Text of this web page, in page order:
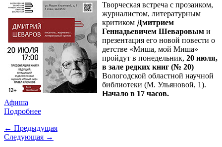
Творческая встреча с прозаиком,
журналистом, литературным
критиком Дмитрием
Геннадьевичем Шеваровым и
презентация его новой повести о
детстве «Миша, мой Миша»
пройдут в понедельник, 20 июля,
в зале редких книг (№ 20)
Вологодской областной научной
библиотеки (М. Ульяновой, 1).
Начало в 17 часов.
Афиша
Подробнее
← Предыдущая
Следующая →